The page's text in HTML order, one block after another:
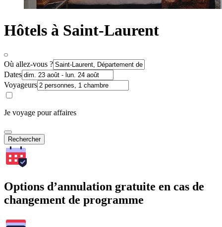
Hôtels à Saint-Laurent
Où allez-vous ?
Dates
Voyageurs
Je voyage pour affaires
Rechercher
Options d’annulation gratuite en cas de
changement de programme